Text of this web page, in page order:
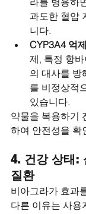
과도한 혈압
니다.
CYP3A4 억
제, 특정 항
의 대사를 방
를 비정상적
있습니다.
약물을 복용하기
하여 안전성을 확
4. 건강 상태:
질환
비아그라가 효과
다른 이유는 사용